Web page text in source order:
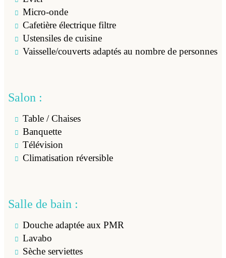
Micro-onde
Cafetière électrique filtre
Ustensiles de cuisine
Vaisselle/couverts adaptés au nombre de personnes
Salon :
Table / Chaises
Banquette
Télévision
Climatisation réversible
Salle de bain :
Douche adaptée aux PMR
Lavabo
Sèche serviettes